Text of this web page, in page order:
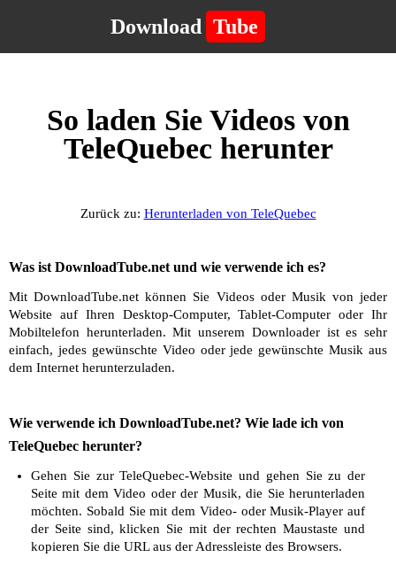
Download Tube
So laden Sie Videos von
TeleQuebec herunter
Zurück zu: Herunterladen von TeleQuebec
Was ist DownloadTube.net und wie verwende ich es?
Mit DownloadTube.net können Sie Videos oder Musik von jeder
Website auf Ihren Desktop-Computer, Tablet-Computer oder Ihr
Mobiltelefon herunterladen. Mit unserem Downloader ist es sehr
einfach, jedes gewünschte Video oder jede gewünschte Musik aus
dem Internet herunterzuladen.
Wie verwende ich DownloadTube.net? Wie lade ich von
TeleQuebec herunter?
Gehen Sie zur TeleQuebec-Website und gehen Sie zu der
Seite mit dem Video oder der Musik, die Sie herunterladen
möchten. Sobald Sie mit dem Video- oder Musik-Player auf
der Seite sind, klicken Sie mit der rechten Maustaste und
kopieren Sie die URL aus der Adressleiste des Browsers.